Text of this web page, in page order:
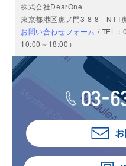
株式会社DearOne
東京都港区虎ノ門3-8-8 NTT
お問い合わせフォーム / TEL：
10:00～18:00）